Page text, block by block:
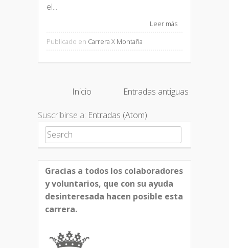
el...
Leer más
Publicado en Carrera X Montaña
Entradas antiguas
Inicio
Suscribirse a: Entradas (Atom)
Search for:
Gracias a todos los colaboradores
y voluntarios, que con su ayuda
desinteresada hacen posible esta
carrera.